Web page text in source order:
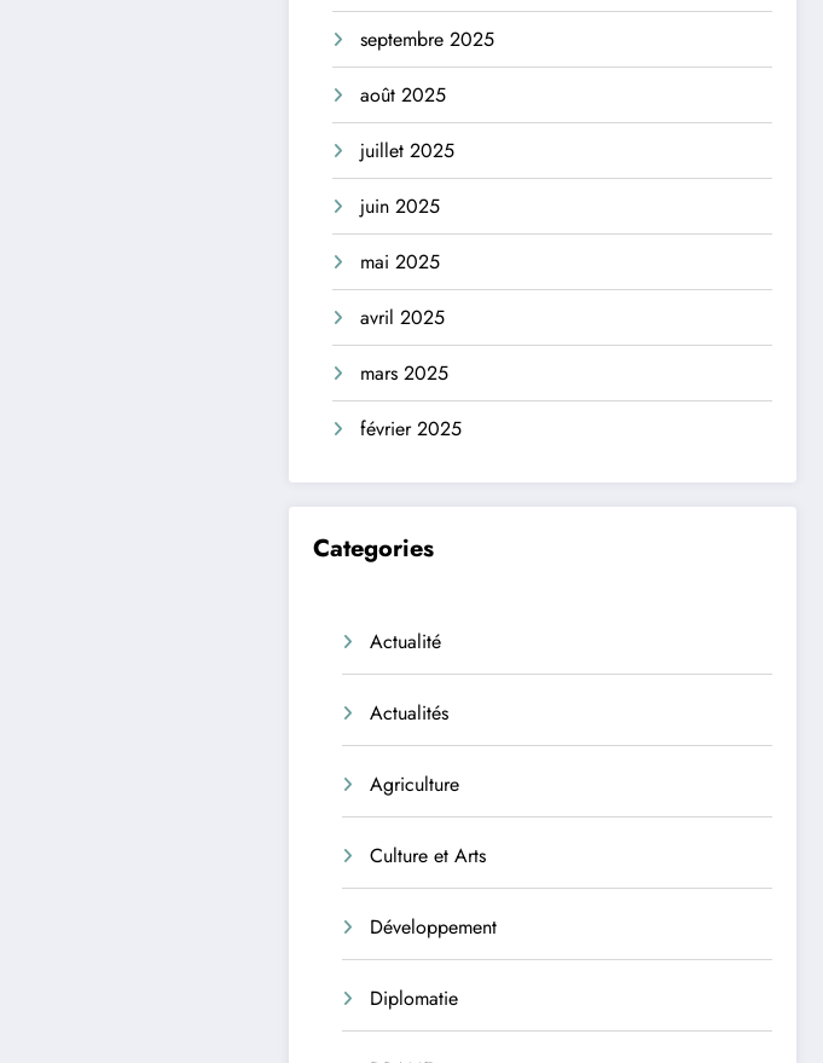
septembre 2025
août 2025
juillet 2025
juin 2025
mai 2025
avril 2025
mars 2025
février 2025
Categories
Actualité
Actualités
Agriculture
Culture et Arts
Développement
Diplomatie